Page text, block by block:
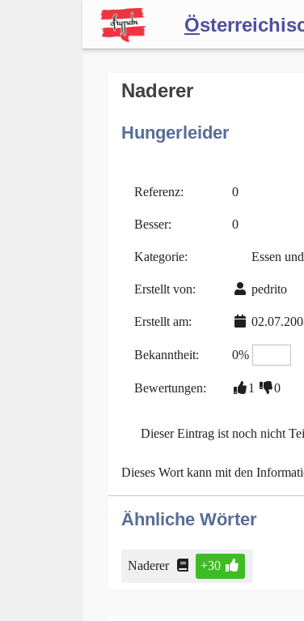
Ö
Forum
Blog
Naderer
Hungerleider
Referenz: 0
Besser: 0
Kategorie: Essen
Erstellt von: pedrito
Erstellt am:
Bekanntheit: 0%
Bewertungen: 1 0
Dieser Eintrag ist noch nicht
Dieses Wort kann mit den
Ähnliche Wörter
Naderer +30